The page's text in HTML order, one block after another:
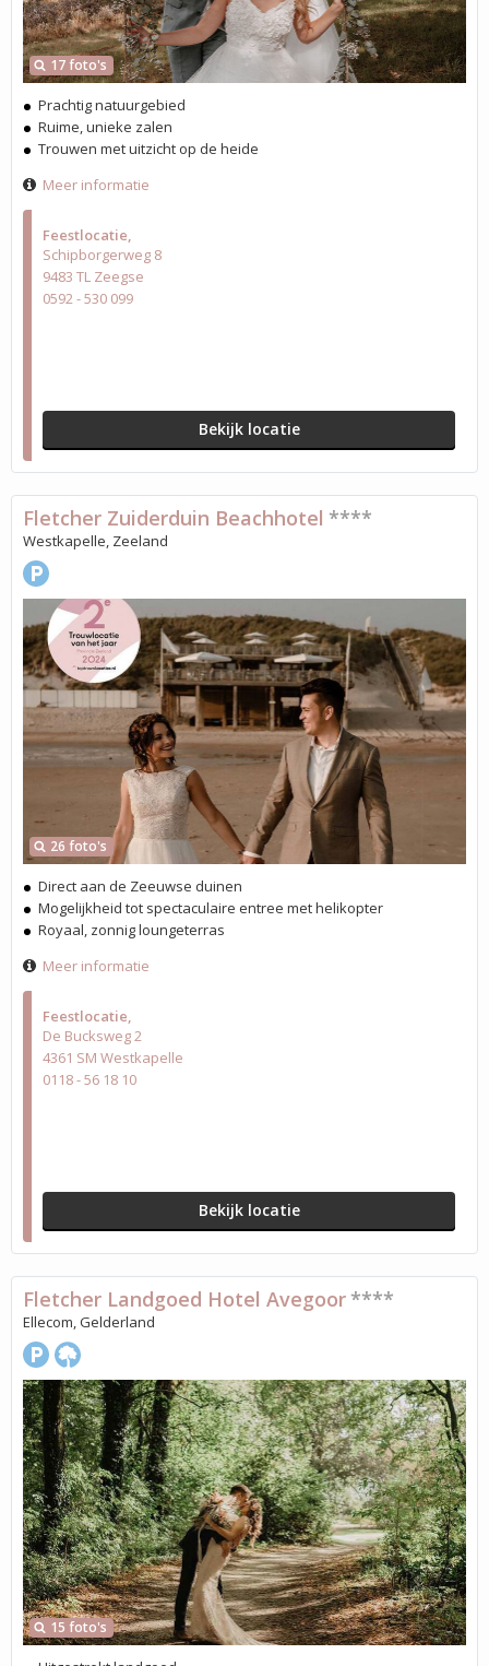
Feestlocatie
Schipborgerweg 8
9483 TL Zeegse
0592 - 530 099
Bekijk locatie
17 foto's
Prachtig natuurgebied
Ruime, unieke zalen
Trouwen met uitzicht op de heide
Meer informatie
Feestlocatie
De Bucksweg 2
4361 SM Westkapelle
0118 - 56 18 10
Bekijk locatie
26 foto's
Fletcher Zuiderduin Beachhotel ****
Westkapelle, Zeeland
Direct aan de Zeeuwse duinen
Mogelijkheid tot spectaculaire entree met helikopter
Royaal, zonnig loungeterras
Meer informatie
15 foto's
Fletcher Landgoed Hotel Avegoor ****
Ellecom, Gelderland